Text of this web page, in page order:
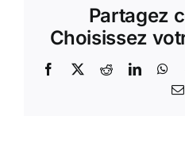
Partagez
Choisissez
Facebook
X Reddit